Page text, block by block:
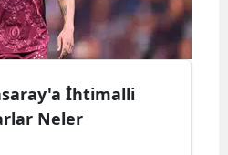
İhtimalli
Neler